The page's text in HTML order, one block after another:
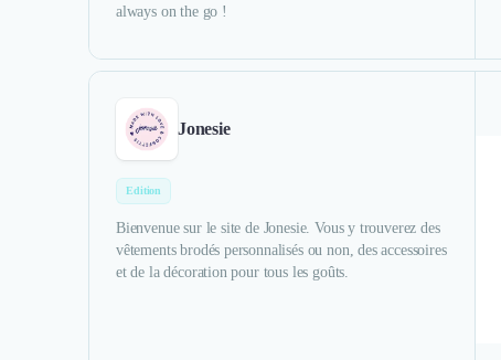
always on the go !
Jonesie
Edition
Bienvenue sur le site de Jonesie. Vous y trouverez des
vêtements brodés personnalisés ou non, des accessoires
et de la décoration pour tous les goûts.